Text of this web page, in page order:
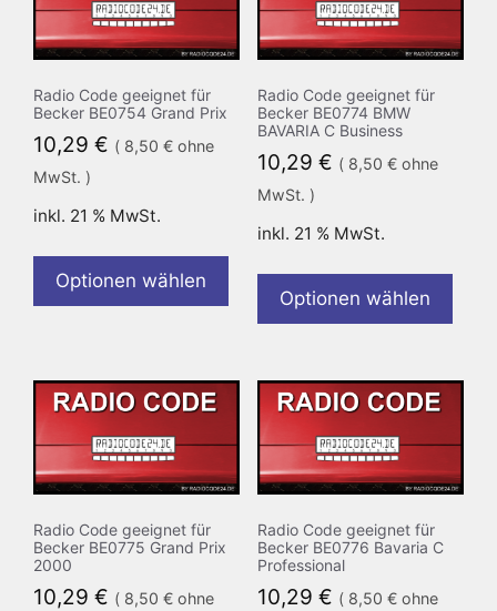
Radio Code geeignet für
Becker BE0754 Grand Prix
10,29 € ( 8,50 € ohne
MwSt. )
inkl. 21 % MwSt.
Optionen wählen
Radio Code geeignet für
Becker BE0774 BMW
BAVARIA C Business
10,29 € ( 8,50 €ohne
MwSt. )
inkl. 21 % MwSt.
Optionen wählen
Radio Code geeignet für
Becker BE0775 Grand Prix
2000
10,29 € ( 8,50 € ohne
Radio Code geeignet für
Becker BE0776 Bavaria C
Professional
10,29 € ( 8,50 €ohne